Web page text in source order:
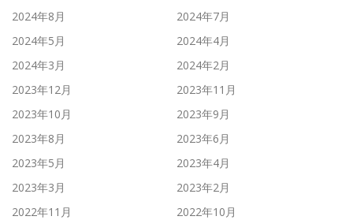
2024年8月
2024年7月
2024年5月
2024年4月
2024年3月
2024年2月
2023年12月
2023年11月
2023年10月
2023年9月
2023年8月
2023年6月
2023年5月
2023年4月
2023年3月
2023年2月
2022年11月
2022年10月